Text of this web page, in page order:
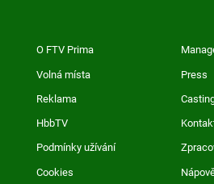
O FTV Prima
Volná místa Press
Reklama
HbbTV
Podmínky užívání
Cookies